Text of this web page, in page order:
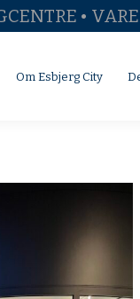
•
Om Esbjerg City
Esbjerg City Det